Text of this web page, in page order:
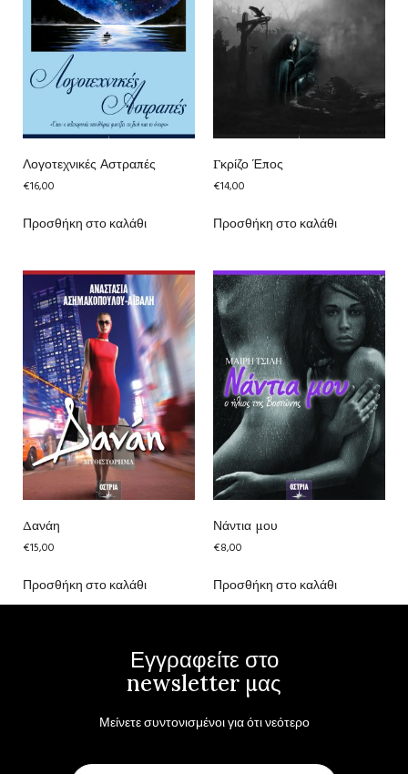
Λογοτεχνικές Αστραπές
€16,00
Προσθήκη στο καλάθι
Γκρίζο Έπος
€14,00
Προσθήκη στο καλάθι
Δανάη
€15,00
Προσθήκη στο καλάθι
Νάντια μου
€8,00
Προσθήκη στο καλάθι
Εγγραφείτε στο
newsletter μας
Μείνετε συντονισμένοι για ότι νεότερο